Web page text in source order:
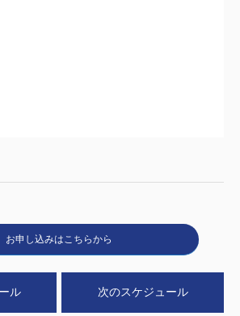
お申し込みはこちらから
ル 次のスケジュール